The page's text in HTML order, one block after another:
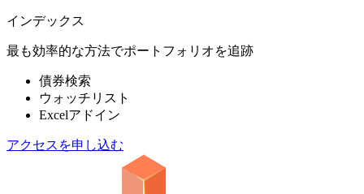
インデックス
最も効率的な方法でポートフォリオを追跡
債券検索
ウォッチリスト
Excelアドイン
アクセスを申し込む